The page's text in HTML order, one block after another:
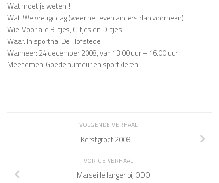
Wat moet je weten !!!
Wat: Welvreugddag (weer net even anders dan voorheen)
Wie: Voor alle B-tjes, C-tjes en D-tjes
Waar: In sporthal De Hofstede
Wanneer: 24 december 2008, van 13.00 uur – 16.00 uur
Meenemen: Goede humeur en sportkleren
VOLGENDE VERHAAL
Kerstgroet 2008
VORIGE VERHAAL
Marseille langer bij ODO